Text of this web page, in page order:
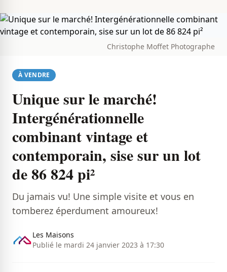
Christophe Moffet Photographe
À VENDRE
Unique sur le marché!
Intergénérationnelle
combinant vintage et
contemporain, sise sur un lot
de 86 824 pi²
Du jamais vu! Une simple visite et vous en
tomberez éperdument amoureux!
Les Maisons
Publié le mardi 24 janvier 2023 à 17:30